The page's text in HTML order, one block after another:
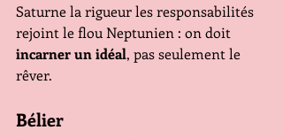
Saturne la rigueur les responsabilités
rejoint le flou Neptunien : on doit
incarner un idéal, pas seulement le
rêver.
Bélier